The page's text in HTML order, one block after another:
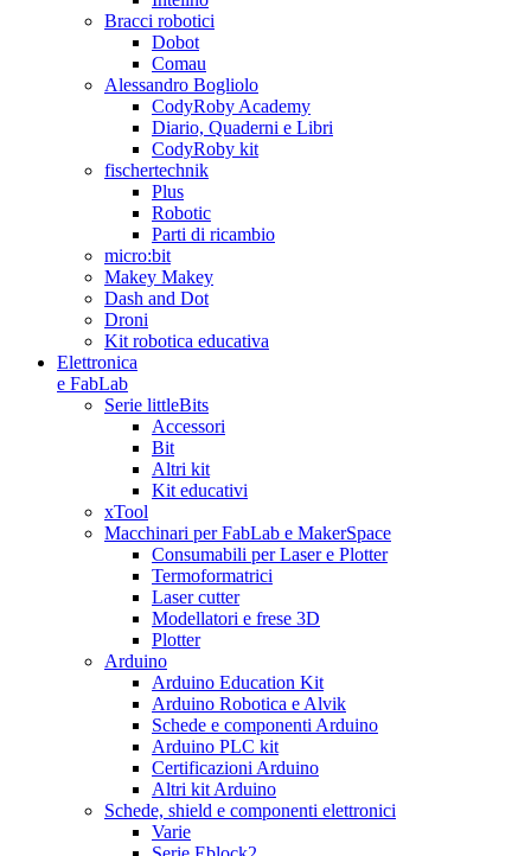
Bracci robotici
Dobot
Comau
Alessandro Bogliolo
CodyRoby Academy
Diario, Quaderni e Libri
CodyRoby kit
fischertechnik
Plus
Robotic
Parti di ricambio
micro:bit
Makey Makey
Dash and Dot
Droni
Kit robotica educativa
Elettronica
e FabLab
Serie littleBits
Accessori
Bit
Altri kit
Kit educativi
xTool
Macchinari per FabLab e MakerSpace
Consumabili per Laser e Plotter
Termoformatrici
Laser cutter
Modellatori e frese 3D
Plotter
Arduino
Arduino Education Kit
Arduino Robotica e Alvik
Schede e componenti Arduino
Arduino PLC kit
Certificazioni Arduino
Altri kit Arduino
Schede, shield e componenti elettronici
Varie